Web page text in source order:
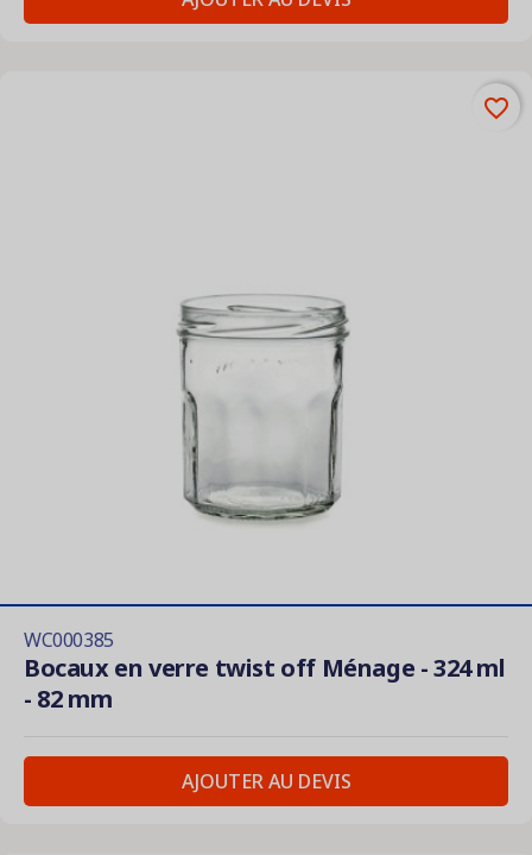
WC000385
Bocaux en verre twist off Ménage - 324 ml
- 82 mm
AJOUTER AU DEVIS
favorite_border